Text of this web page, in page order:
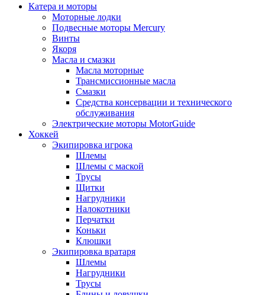
Катера и моторы
Моторные лодки
Подвесные моторы Mercury
Винты
Якоря
Масла и смазки
Масла моторные
Трансмиссионные масла
Смазки
Средства консервации и технического
обслуживания
Электрические моторы MotorGuide
Хоккей
Экипировка игрока
Шлемы
Шлемы с маской
Трусы
Щитки
Нагрудники
Налокотники
Перчатки
Коньки
Клюшки
Экипировка вратаря
Шлемы
Нагрудники
Трусы